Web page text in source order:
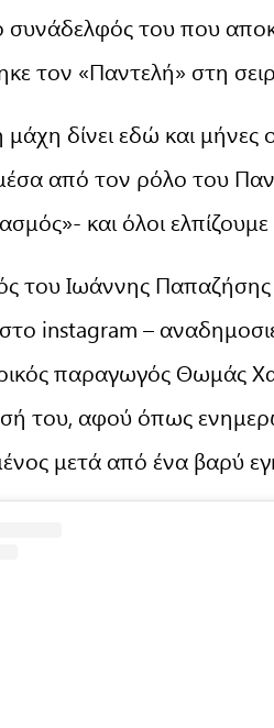
του που
τον «Παντελή» στη
δίνει εδώ και
από τον ρόλο του
και όλοι ελπίζουμε
του Ιωάννης
instagram –
παραγωγός Θωμάς
του, αφού όπως
μετά από ένα βαρύ